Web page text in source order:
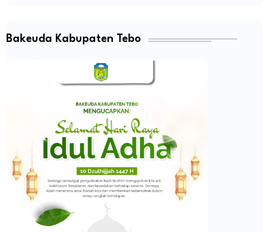
Bakeuda Kabupaten Tebo